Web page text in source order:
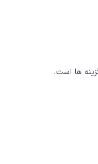
ها است.